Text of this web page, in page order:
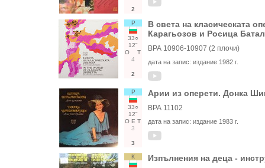
2
Р
33○
12"
О
Т
4
2
В света на класическата
Карагьозов и Росица
ВРА 10906-10907 (2 плочи)
дата на запис: издание 1982 г.
Р
33○
12"
О Е Т
3
3
Арии из оперети. Донка
ВРА 11102
дата на запис: издание 1983 г.
К Изпълнения на деца -